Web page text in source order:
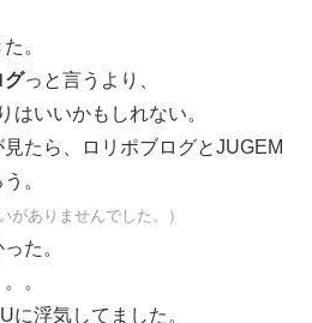
。
グっと言うより、
はいいかもしれない。
たら、ロリポブログとJUGEM
。
がありませんでした。）
た。
。
に浮気してました。